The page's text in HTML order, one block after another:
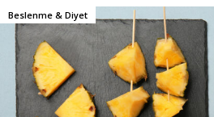
Beslenme & Diyet